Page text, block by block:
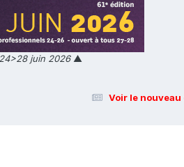
juin 2026▲
Voir le